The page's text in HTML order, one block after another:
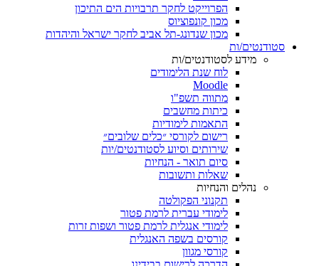
הפרוייקט לחקר תרבויות הים התיכון
מכון קונפוציוס
מכון שנדונג-תל אביב לחקר ישראל והיהדות
סטודנטים/ות
מידע לסטודנטים/ות
לוח שנת הלימודים
Moodle
מתווה תשפ"ו
כיתות מחשבים
התאמות לימודיות
רישום לקורסי ״כלים שלובים״
שירותים וסיוע לסטודנטים/יות
סיום תואר - הנחיות
שאלות ותשובות
נהלים והנחיות
תקנוני הפקולטה
לימודי עברית לרמת פטור
לימודי אנגלית לרמת פטור ושפות זרות
קורסים בשפה האנגלית
קורסי מגוון